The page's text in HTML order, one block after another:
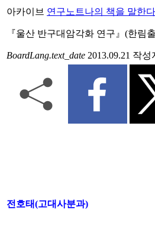
아카이브 연구노트나의 책을 말한다
『울산 반구대암각화 연구』(한림
BoardLang.text_date 2013.09.21 작성
전호태(고대사분과)